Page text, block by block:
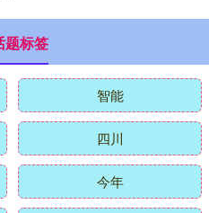
题标签
智能
四川
今年